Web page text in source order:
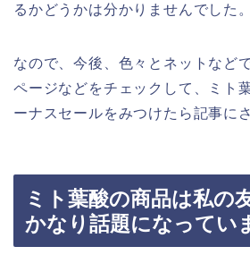
るかどうかは分かりませんでした。
なので、今後、色々とネットなど
ページなどをチェックして、ミト
ーナスセールをみつけたら記事に
ミト葉酸の商品は私の
かなり話題になってい